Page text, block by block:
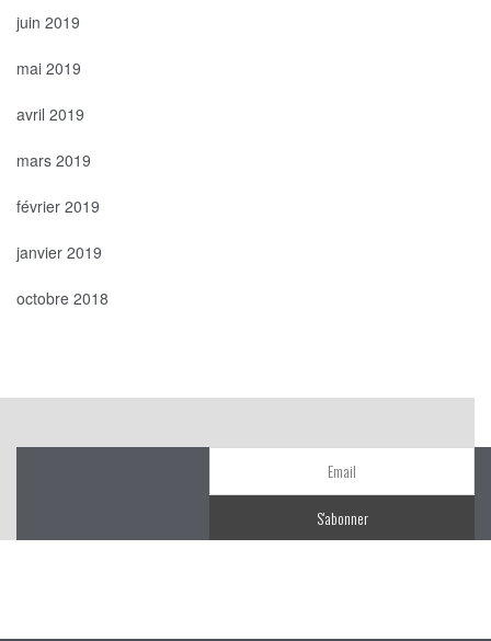
juin 2019
mai 2019
avril 2019
mars 2019
février 2019
janvier 2019
octobre 2018